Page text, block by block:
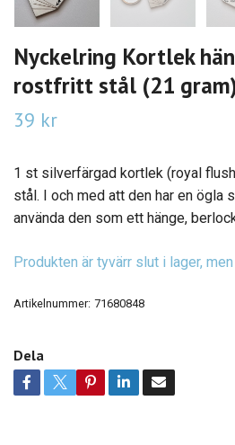
Nyckelring Kortlek
rostfritt stål (21
39 kr
1 st silverfärgad kortlek (royal
stål. I och med att den har en ögla
använda den som ett hänge,
Produkten är tyvärr slut i lager,
Artikelnummer: 71680848
Dela